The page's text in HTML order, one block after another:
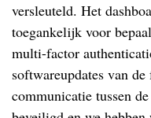
versleuteld. Het
toegankelijk voor
multi-factor
softwareupdates van
communicatie tussen